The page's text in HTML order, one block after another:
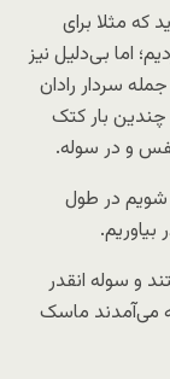
که مثلا برای
اما بی‌دلیل نیز
سردار رادان
و ما را کتک می‌زدند٬ روزانه چندین بار کتک
شویم در طول
و سوله انقدر
می‌آمدند ماسک